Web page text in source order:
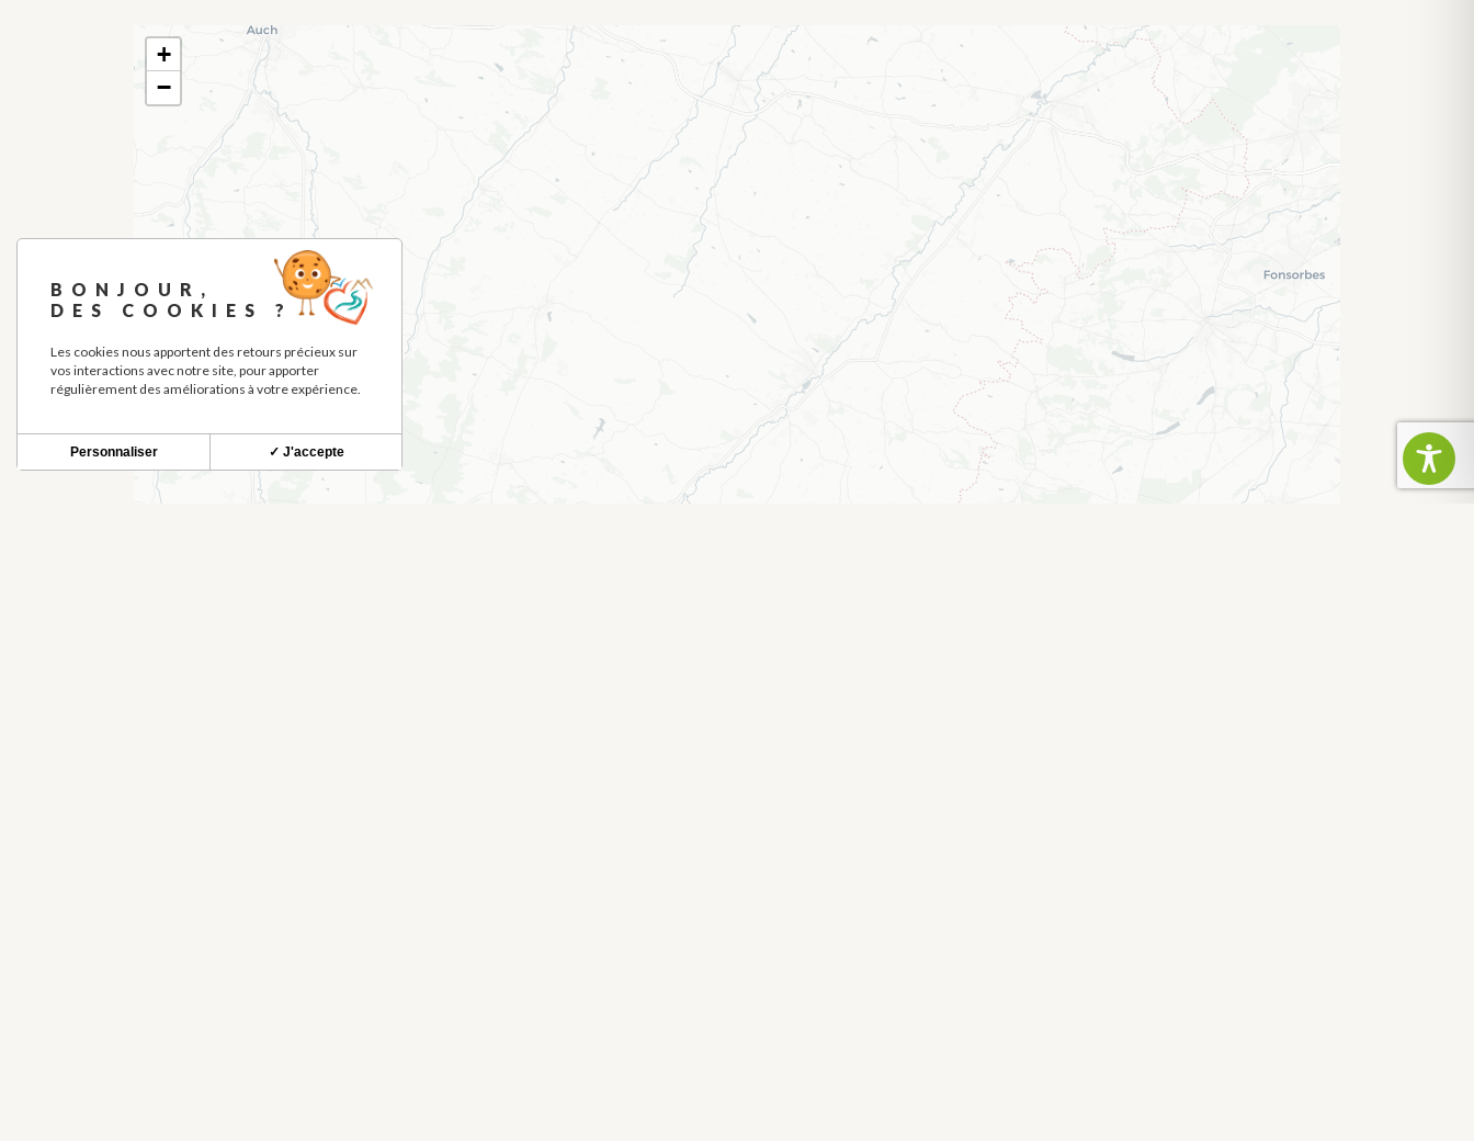
+
−
BONJOUR,
DES COOKIES ?
Les cookies nous apportent des retours précieux sur
vos interactions avec notre site, pour apporter
régulièrement des améliorations à votre expérience.
✓ J'accepte
Personnaliser